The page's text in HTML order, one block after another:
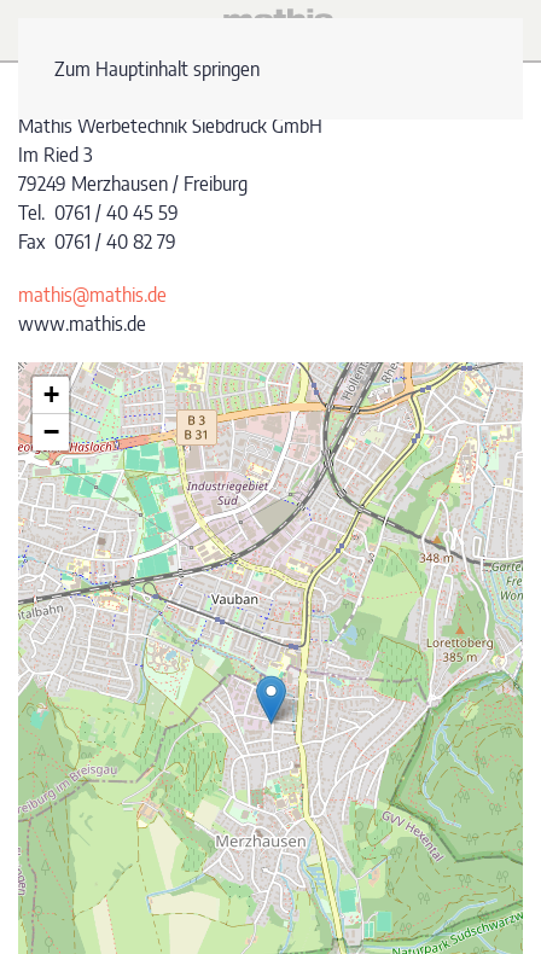
Zum Hauptinhalt springen
Mathis Werbetechnik Siebdruck GmbH
Im Ried 3
79249 Merzhausen / Freiburg
Tel. 0761 / 40 45 59
Fax 0761 / 40 82 79
mathis@mathis.de
www.mathis.de
+
−